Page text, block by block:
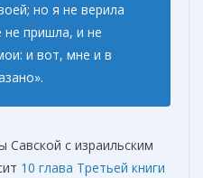
но я не верила
не пришла, и не
и вот, мне и в
.
Савской с израильским
10 глава Третьей книги